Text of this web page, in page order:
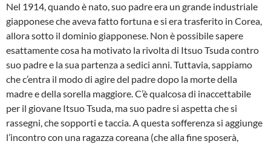
Nel 1914, quando è nato, suo padre era un grande industriale
giapponese che aveva fatto fortuna e si era trasferito in Corea,
allora sotto il dominio giapponese. Non è possibile sapere
esattamente cosa ha motivato la rivolta di Itsuo Tsuda contro
suo padre e la sua partenza a sedici anni. Tuttavia, sappiamo
che c’entra il modo di agire del padre dopo la morte della
madre e della sorella maggiore. C’è qualcosa di inaccettabile
per il giovane Itsuo Tsuda, ma suo padre si aspetta che si
rassegni, che sopporti e taccia. A questa sofferenza si aggiunge
l’incontro con una ragazza coreana (che alla fine sposerà,